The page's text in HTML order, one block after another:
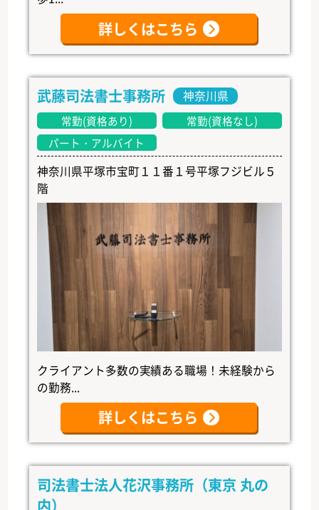
詳しくはこちら
武藤司法書士事務所 神奈川県
常勤(資格あり)
常勤(資格なし)
パート・アルバイト
神奈川県平塚市宝町１１番１号平塚フジビル５
階
クライアント多数の実績ある職場！未経験から
の勤務...
詳しくはこちら
司法書士法人花沢事務所（東京 丸の
内）